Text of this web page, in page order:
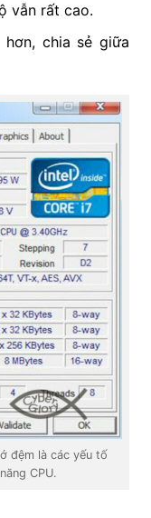
vẫn rất cao.
chia sẻ giữa
đệm là các yếu tố
CPU.